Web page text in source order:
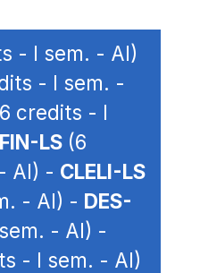
- I sem. - AI)
- I sem. -
credits - I
LS (6
AI) - CLELI-LS
- AI) - DES-
- AI) -
- I sem. - AI)